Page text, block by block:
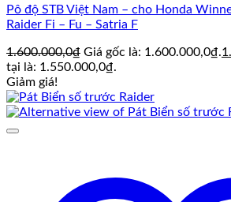
Pô độ STB Việt Nam – cho Honda
Raider Fi – Fu – Satria F
1.600.000,0₫ Giá gốc là: 1.600.000,0₫.
tại là: 1.550.000,0₫.
Giảm giá!